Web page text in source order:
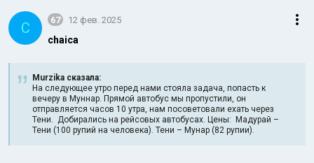
C 67 12 фев. 2025
chaica
Murzika сказалa:
На следующее утро перед нами стояла задача, попасть к
вечеру в Муннар. Прямой автобус мы пропустили, он
отправляется часов 10 утра, нам посоветовали ехать через
Тени. Добирались на рейсовых автобусах. Цены: Мадурай –
Тени (100 рупий на человека). Тени – Мунар (82 рупии).